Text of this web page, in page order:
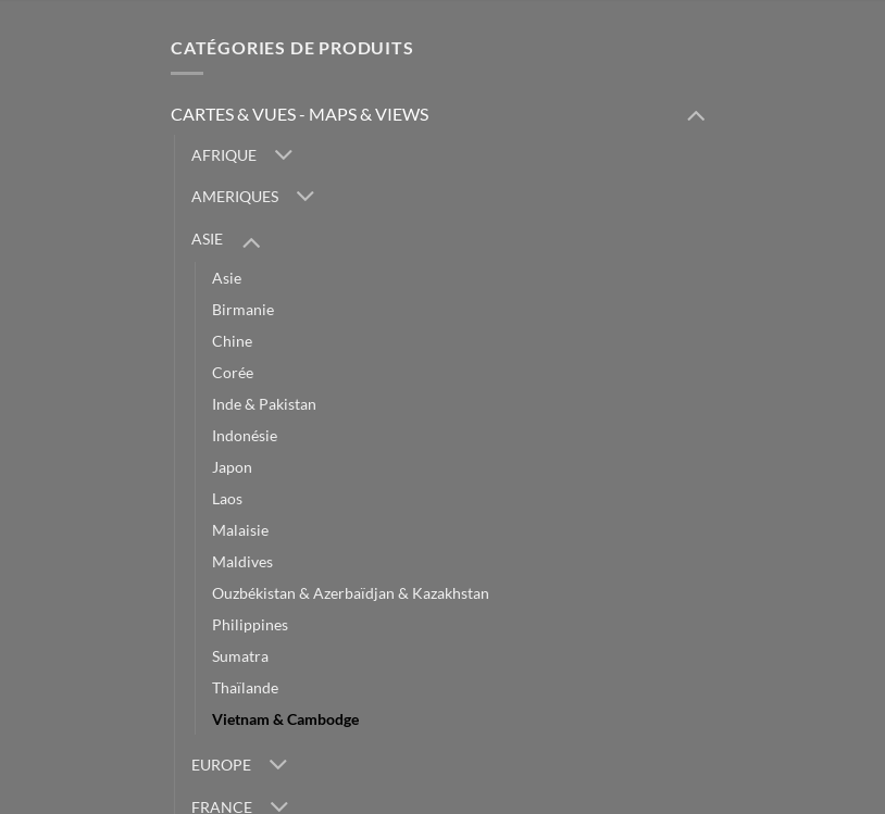
CATÉGORIES DE PRODUITS
CARTES & VUES - MAPS & VIEWS
AFRIQUE
AMERIQUES
ASIE
Asie
Birmanie
Chine
Corée
Inde & Pakistan
Indonésie
Japon
Laos
Malaisie
Maldives
Ouzbékistan & Azerbaïdjan & Kazakhstan
Philippines
Sumatra
Thaïlande
Vietnam & Cambodge
EUROPE
FRANCE